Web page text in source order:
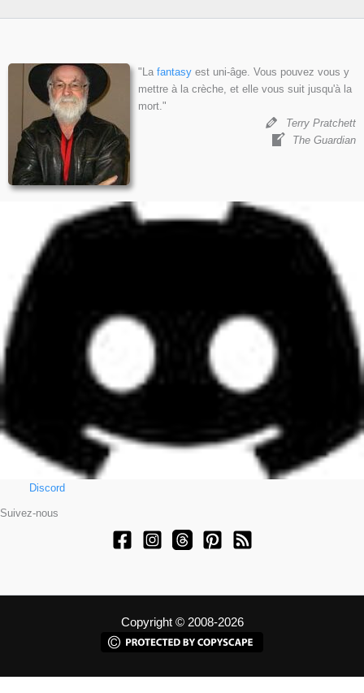
"La fantasy est uni-âge. Vous pouvez vous y
mettre à la crèche, et elle vous suit jusqu'à la
mort."
Terry Pratchett
The Guardian
Discord
Suivez-nous
Copyright © 2008-2026